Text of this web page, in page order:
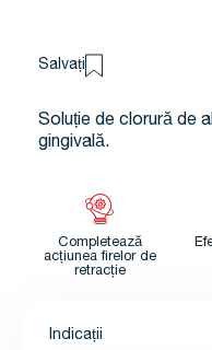
Salvați
Soluție de clorură de
gingivală.
Completează
acțiunea firelor de
retracție
Indicații